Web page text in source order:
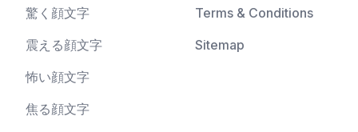
驚く顔文字
震える顔文字
怖い顔文字
焦る顔文字
Terms & Conditions
Sitemap